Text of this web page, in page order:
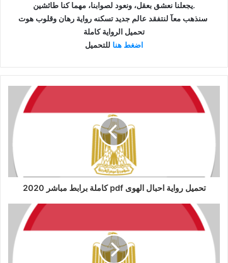
يجعلنا نعشق بعقل، ونعود لصوابنا، مهما كنا طائشين.
تحميل الرواية كاملة
اضغط هنا للتحميل
تحميل رواية احبال الهوى pdf كاملة برابط مباشر 2020